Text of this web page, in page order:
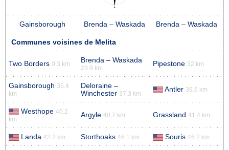
Gainsborough Brenda – Waskada Brenda – Waskada
Communes voisines de Melita
Two Borders 0.3 km Brenda – Waskada
23.8 km
Pipestone 32 km
Gainsborough 35.4
km
Deloraine –
Winchester 37.3 km
Antler 39.6 km
Westhope 40.2
km
Argyle 40.7 km Grassland 41.4 km
Landa 42.2 km Storthoaks 46.1 km Souris 46.2 km